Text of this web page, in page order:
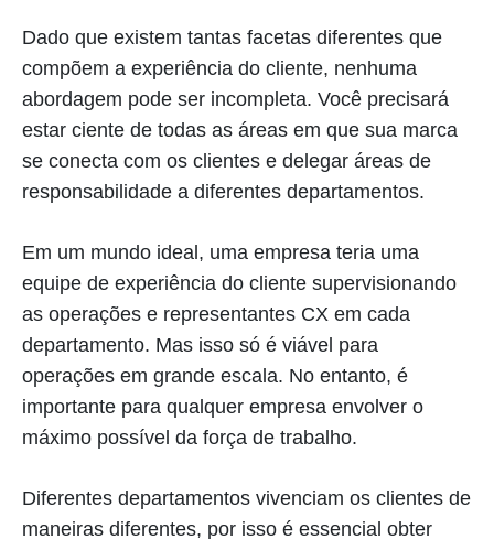
Dado que existem tantas facetas diferentes que
compõem a experiência do cliente, nenhuma
abordagem pode ser incompleta. Você precisará
estar ciente de todas as áreas em que sua marca
se conecta com os clientes e delegar áreas de
responsabilidade a diferentes departamentos.
Em um mundo ideal, uma empresa teria uma
equipe de experiência do cliente supervisionando
as operações e representantes CX em cada
departamento. Mas isso só é viável para
operações em grande escala. No entanto, é
importante para qualquer empresa envolver o
máximo possível da força de trabalho.
Diferentes departamentos vivenciam os clientes de
maneiras diferentes, por isso é essencial obter